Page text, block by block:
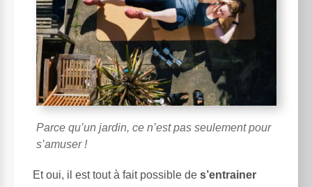
Parce qu’un jardin, ce n’est pas seulement pour
s’amuser !
Et oui, il est tout à fait possible de s’entrainer